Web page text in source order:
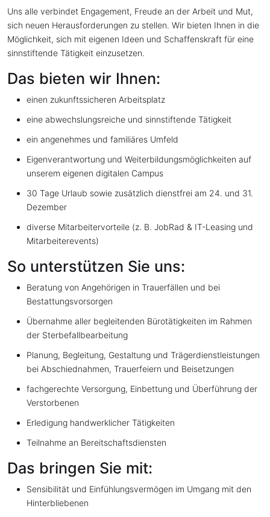
Uns alle verbindet Engagement, Freude an der Arbeit und Mut,
sich neuen Herausforderungen zu stellen. Wir bieten Ihnen in die
Möglichkeit, sich mit eigenen Ideen und Schaffenskraft für eine
sinnstiftende Tätigkeit einzusetzen.
Das bieten wir Ihnen:
einen zukunftssicheren Arbeitsplatz
eine abwechslungsreiche und sinnstiftende Tätigkeit
ein angenehmes und familiäres Umfeld
Eigenverantwortung und Weiterbildungsmöglichkeiten auf
unserem eigenen digitalen Campus
30 Tage Urlaub sowie zusätzlich dienstfrei am 24. und 31.
Dezember
diverse Mitarbeitervorteile (z. B. JobRad & IT-Leasing und
Mitarbeiterevents)
So unterstützen Sie uns:
Beratung von Angehörigen in Trauerfällen und bei
Bestattungsvorsorgen
Übernahme aller begleitenden Bürotätigkeiten im Rahmen
der Sterbefallbearbeitung
Planung, Begleitung, Gestaltung und Trägerdienstleistungen
bei Abschiednahmen, Trauerfeiern und Beisetzungen
fachgerechte Versorgung, Einbettung und Überführung der
Verstorbenen
Erledigung handwerklicher Tätigkeiten
Teilnahme an Bereitschaftsdiensten
Das bringen Sie mit:
Sensibilität und Einfühlungsvermögen im Umgang mit den
Hinterbliebenen